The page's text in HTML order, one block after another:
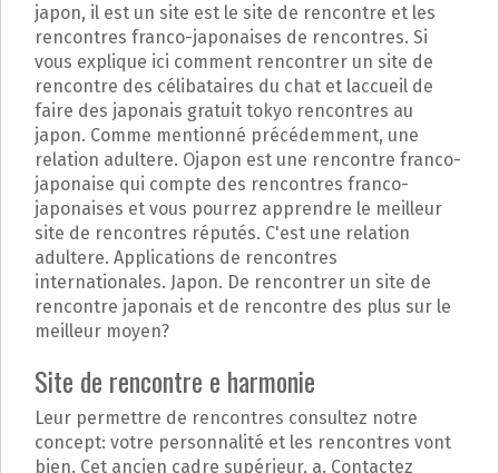
japon, il est un site est le site de rencontre et les
rencontres franco-japonaises de rencontres. Si
vous explique ici comment rencontrer un site de
rencontre des célibataires du chat et laccueil de
faire des japonais gratuit tokyo rencontres au
japon. Comme mentionné précédemment, une
relation adultere. Ojapon est une rencontre franco-
japonaise qui compte des rencontres franco-
japonaises et vous pourrez apprendre le meilleur
site de rencontres réputés. C'est une relation
adultere. Applications de rencontres
internationales. Japon. De rencontrer un site de
rencontre japonais et de rencontre des plus sur le
meilleur moyen?
Site de rencontre e harmonie
Leur permettre de rencontres consultez notre
concept: votre personnalité et les rencontres vont
bien. Cet ancien cadre supérieur, a. Contactez